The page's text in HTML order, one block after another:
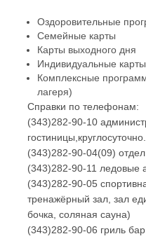
Оздоровительные
Семейные карты
Карты выходного дня
Индивидуальные
Комплексные
лагеря)
Справки по телефонам:
(343)282-90-10
гостиницы,круглосуточно.
(343)282-90-04(09)
(343)282-90-11 ледовые
(343)282-90-05
тренажёрный зал, зал
бочка, соляная сауна)
(343)282-90-06 гриль бар